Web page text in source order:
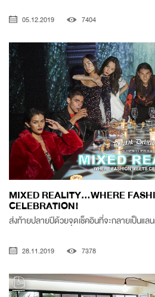
05.12.2019 7404
MIXED REALITY…WHERE
CELEBRATION!
ส่งท้ายปลายปีด้วยจุดเช็คอินที่จะกลายเป็นแล
28.11.2019 7378